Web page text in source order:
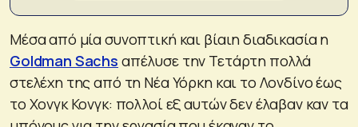
Μέσα από μία συνοπτική και βίαιη διαδικασία η
Goldman Sachs απέλυσε την Τετάρτη πολλά
στελέχη της από τη Νέα Υόρκη και το Λονδίνο έως
το Χονγκ Κονγκ: πολλοί εξ αυτών δεν έλαβαν καν τα